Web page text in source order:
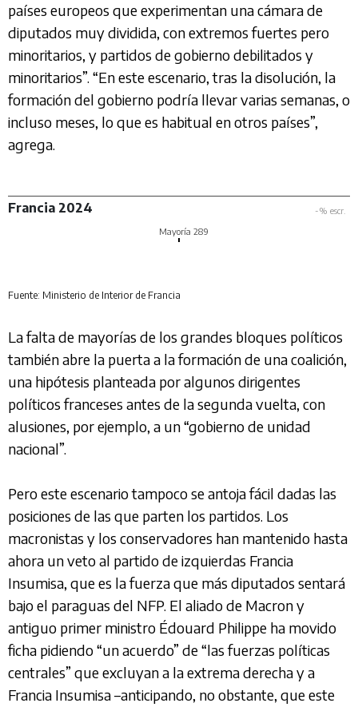
países europeos que experimentan una cámara de
diputados muy dividida, con extremos fuertes pero
minoritarios, y partidos de gobierno debilitados y
minoritarios”. “En este escenario, tras la disolución, la
formación del gobierno podría llevar varias semanas, o
incluso meses, lo que es habitual en otros países”,
agrega.
Francia 2024
-% escr.
Mayoría 289
Fuente: Ministerio de Interior de Francia
La falta de mayorías de los grandes bloques políticos
también abre la puerta a la formación de una coalición,
una hipótesis planteada por algunos dirigentes
políticos franceses antes de la segunda vuelta, con
alusiones, por ejemplo, a un “gobierno de unidad
nacional”.
Pero este escenario tampoco se antoja fácil dadas las
posiciones de las que parten los partidos. Los
macronistas y los conservadores han mantenido hasta
ahora un veto al partido de izquierdas Francia
Insumisa, que es la fuerza que más diputados sentará
bajo el paraguas del NFP. El aliado de Macron y
antiguo primer ministro Édouard Philippe ha movido
ficha pidiendo “un acuerdo” de “las fuerzas políticas
centrales” que excluyan a la extrema derecha y a
Francia Insumisa –anticipando, no obstante, que este